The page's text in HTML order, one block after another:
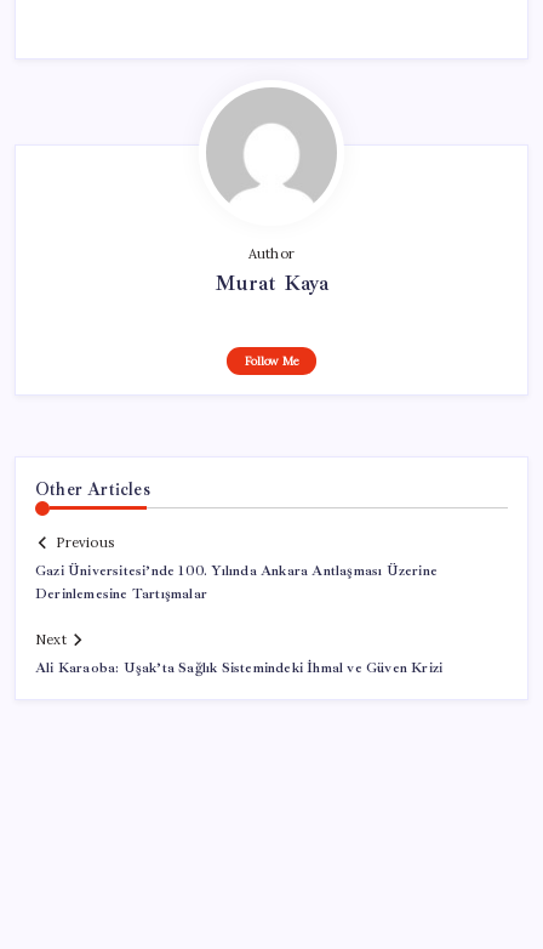
Author
Murat Kaya
Follow Me
Other Articles
Previous
Gazi Üniversitesi’nde 100. Yılında Ankara Antlaşması Üzerine
Derinlemesine Tartışmalar
Next
Ali Karaoba: Uşak’ta Sağlık Sistemindeki İhmal ve Güven Krizi